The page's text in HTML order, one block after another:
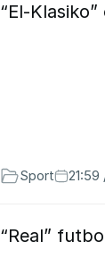
“El-
Sport 21:59
“Real”